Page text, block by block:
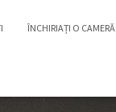
ÎNCHIRIAȚI O CAMERĂ